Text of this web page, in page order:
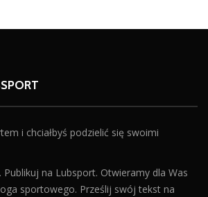
i chciałbyś podzielić się swoimi
na Lubsport. Otwieramy dla Was
sportowego. Prześlij swój tekst na